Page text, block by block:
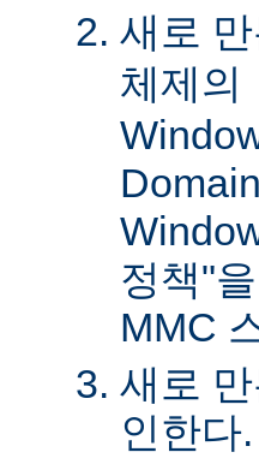
새로
체제
정책"
MMC
새로
인한다.